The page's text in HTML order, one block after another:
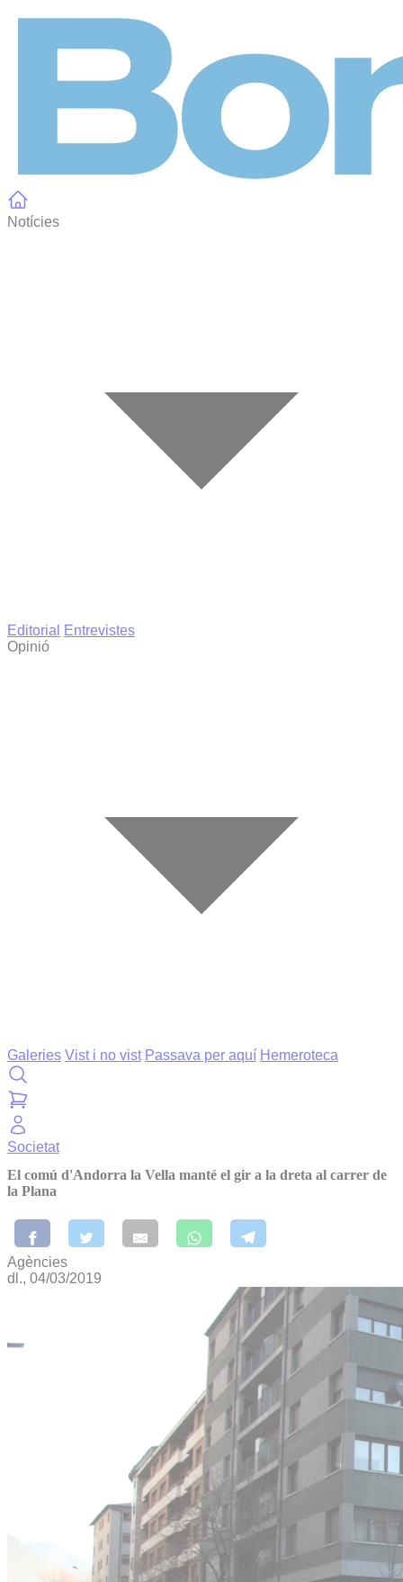
Notícies
Editorial
Entrevistes
Opinió
Galeries Vist i no vist Passava per aquí Hemeroteca
Societat
El comú d'Andorra la Vella manté el gir a la dreta al carrer de
la Plana
Agències
dl., 04/03/2019